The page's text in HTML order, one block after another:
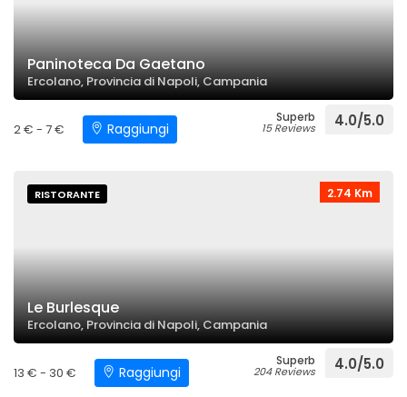
Paninoteca Da Gaetano
Ercolano, Provincia di Napoli, Campania
2 € - 7 € Raggiungi
Superb
15 Reviews 4.0/5.0
2.74 Km
RISTORANTE
Le Burlesque
Ercolano, Provincia di Napoli, Campania
13 € - 30 € Raggiungi
Superb
204 Reviews 4.0/5.0